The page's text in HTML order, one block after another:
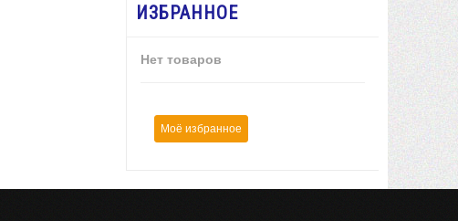
ИЗБРАННОЕ
Нет товаров
Моё избранное